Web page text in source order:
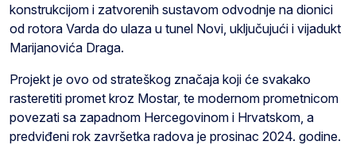
konstrukcijom i zatvorenih sustavom odvodnje na dionici
od rotora Varda do ulaza u tunel Novi, uključujući i vijadukt
Marijanovića Draga.
Projekt je ovo od strateškog značaja koji će svakako
rasteretiti promet kroz Mostar, te modernom prometnicom
povezati sa zapadnom Hercegovinom i Hrvatskom, a
predviđeni rok završetka radova je prosinac 2024. godine.